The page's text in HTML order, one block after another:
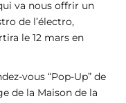
va nous offrir un
de l’électro,
le 12 mars en
vous “Pop-Up” de
de la Maison de la